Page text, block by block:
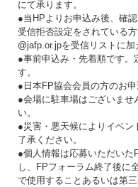
にて承ります。
●当HPよりお申込み後、確
受信拒否設定をされている
@jafp.or.jpを受信リストに加
●事前申込み・先着順です。
す。
●日本FP協会会員の方のお申
●会場に駐車場はございませ
い。
●災害・悪天候によりイベ
了承ください。
●個人情報は応募いただいた
し、FPフォーラム終了後に
で使用することあるいは第